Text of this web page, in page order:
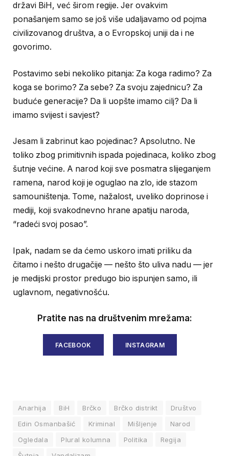
državi BiH, već širom regije. Jer ovakvim
ponašanjem samo se još više udaljavamo od pojma
civilizovanog društva, a o Evropskoj uniji da i ne
govorimo.
Postavimo sebi nekoliko pitanja: Za koga radimo? Za
koga se borimo? Za sebe? Za svoju zajednicu? Za
buduće generacije? Da li uopšte imamo cilj? Da li
imamo svijest i savjest?
Jesam li zabrinut kao pojedinac? Apsolutno. Ne
toliko zbog primitivnih ispada pojedinaca, koliko zbog
šutnje većine. A narod koji sve posmatra slijeganjem
ramena, narod koji je oguglao na zlo, ide stazom
samouništenja. Tome, nažalost, uveliko doprinose i
mediji, koji svakodnevno hrane apatiju naroda,
“radeći svoj posao”.
Ipak, nadam se da ćemo uskoro imati priliku da
čitamo i nešto drugačije — nešto što uliva nadu — jer
je medijski prostor predugo bio ispunjen samo, ili
uglavnom, negativnošću.
Pratite nas na društvenim mrežama:
FACEBOOK INSTAGRAM
Anarhija BiH Brčko Brčko distrikt
Društvo
Edin Osmanbašić
Kriminal Mišljenje
Narod
Ogledala
Plural kolumna Politika
Regija